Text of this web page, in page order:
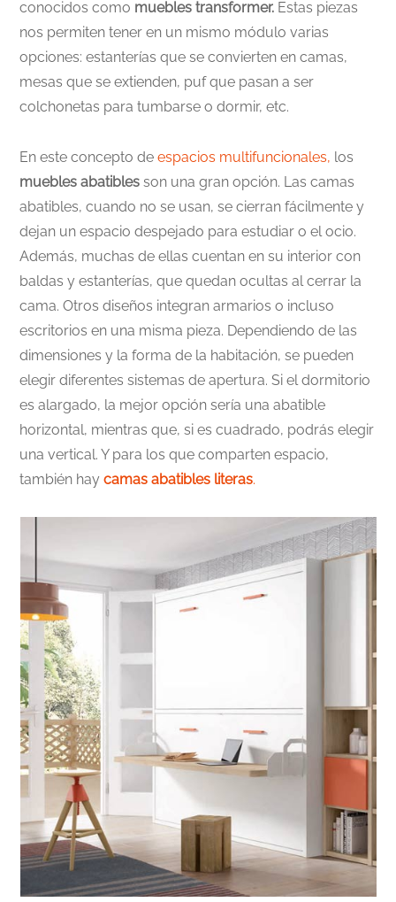
conocidos como muebles transformer. Estas piezas
nos permiten tener en un mismo módulo varias
opciones: estanterías que se convierten en camas,
mesas que se extienden, puf que pasan a ser
colchonetas para tumbarse o dormir, etc.
En este concepto deespacios multifuncionales, los
muebles abatibles son una gran opción. Las camas
abatibles, cuando no se usan, se cierran fácilmente y
dejan un espacio despejado para estudiar o el ocio.
Además, muchas de ellas cuentan en su interior con
baldas y estanterías, que quedan ocultas al cerrar la
cama. Otros diseños integran armarios o incluso
escritorios en una misma pieza. Dependiendo de las
dimensiones y la forma de la habitación, se pueden
elegir diferentes sistemas de apertura. Si el dormitorio
es alargado, la mejor opción sería una abatible
horizontal, mientras que, si es cuadrado, podrás elegir
una vertical. Y para los que comparten espacio,
también haycamas abatibles literas.